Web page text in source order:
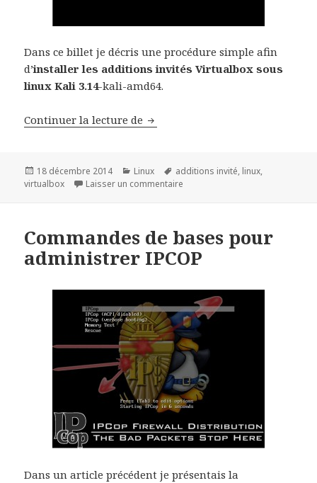
Dans ce billet je décris une procédure simple afin
d’installer les additions invités Virtualbox sous
linux Kali 3.14-kali-amd64.
Continuer la lecture de Installer les additions invités
Publié
le
18 décembre 2014 Catégories
Linux
Mots-
clés
additions invité, linux,
virtualbox
Laisser un commentaire
Commandes de bases pour
administrer IPCOP
Dans un article précédent je présentais la